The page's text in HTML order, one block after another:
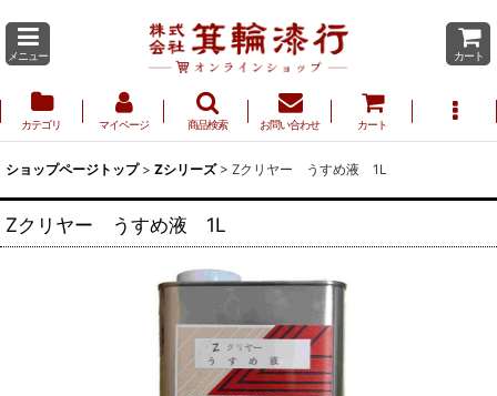
メニュー カート
カテゴリ マイページ 商品検索 お問い合わせ カート
ショップページトップ > Zシリーズ > Zクリヤー うすめ液 1L
Zクリヤー うすめ液 1L